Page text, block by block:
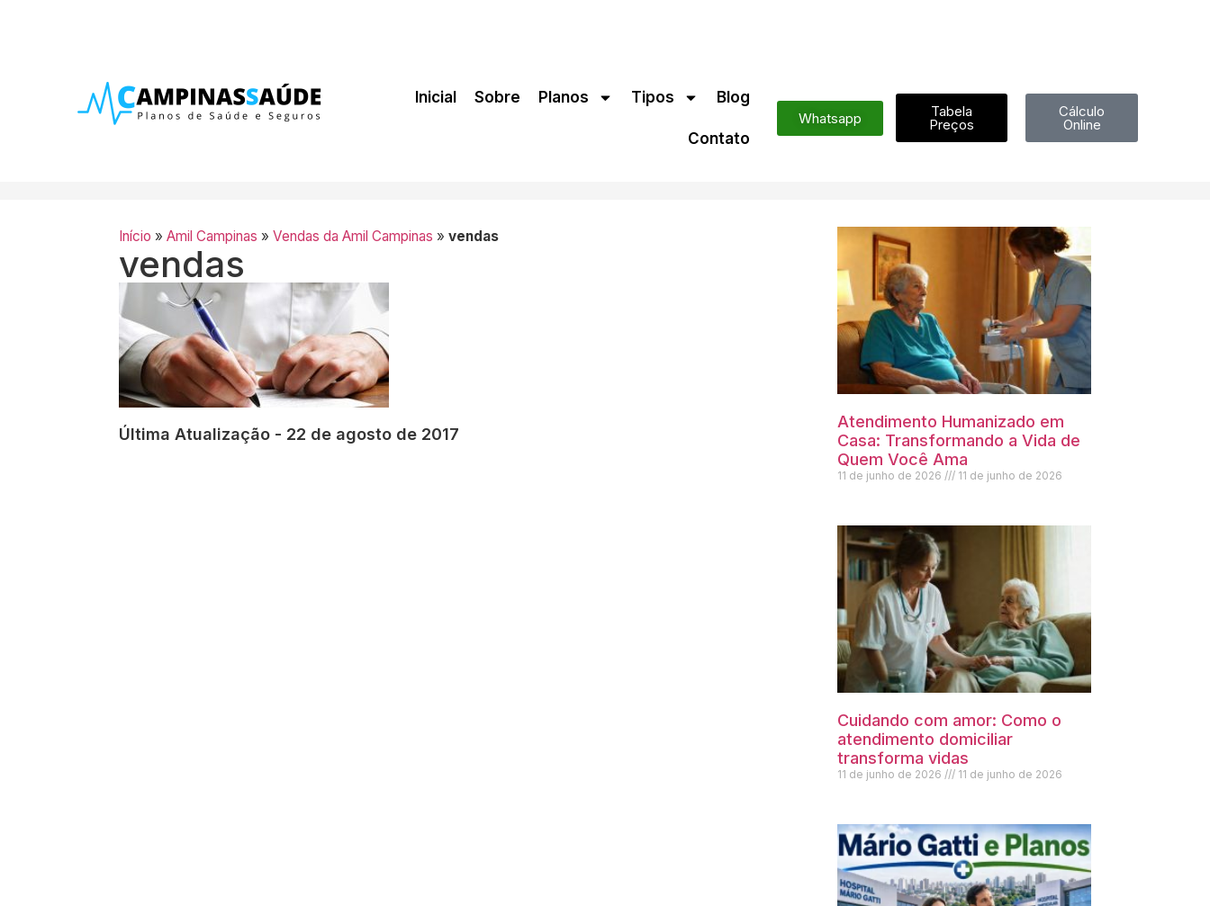
Inicial Sobre Planos Tipos Blog
Contato
Whatsapp Tabela
Preços
Cálculo
Online
Início » Amil Campinas » Vendas da Amil Campinas » vendas
vendas
Última Atualização - 22 de agosto de 2017
Atendimento Humanizado em
Casa: Transformando a Vida de
Quem Você Ama
11 de junho de 2026 11 de junho de 2026
Cuidando com amor: Como o
atendimento domiciliar
transforma vidas
11 de junho de 2026 11 de junho de 2026